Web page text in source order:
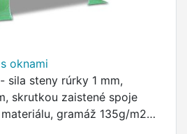
oknami
sila steny rúrky 1 mm,
skrutkou zaistené spoje
gramáž 135g/m2